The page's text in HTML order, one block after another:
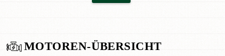
MOTOREN-ÜBERSICHT